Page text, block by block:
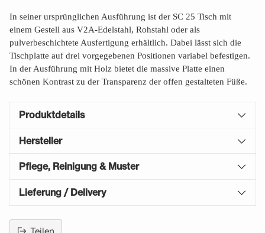
In seiner ursprünglichen Ausführung ist der SC 25 Tisch mit
einem Gestell aus V2A-Edelstahl, Rohstahl oder als
pulverbeschichtete Ausfertigung erhältlich. Dabei lässt sich die
Tischplatte auf drei vorgegebenen Positionen variabel befestigen.
In der Ausführung mit Holz bietet die massive Platte einen
schönen Kontrast zu der Transparenz der offen gestalteten Füße.
Produktdetails
Hersteller
Pflege, Reinigung & Muster
Lieferung / Delivery